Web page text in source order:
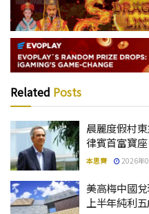
Related Posts
晨麗度假村
律賓首富寶
本思齊 2026年
美高梅中國
上半年純利